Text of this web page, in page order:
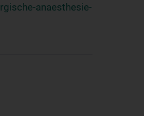
anaesthesie-